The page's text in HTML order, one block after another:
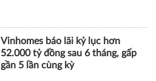
Vinhomes báo lãi kỷ lục hơn
52.000 tỷ đồng sau 6 tháng, gấp
gần 5 lần cùng kỳ